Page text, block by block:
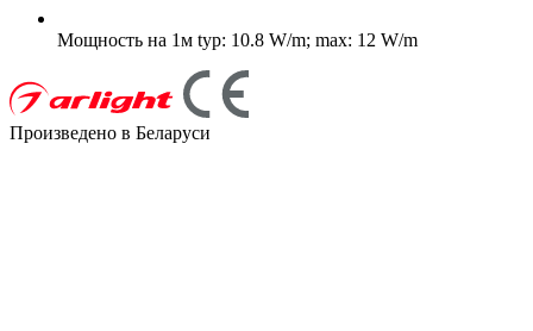
Мощность на 1м typ: 10.8 W/m; max: 12 W/m
Произведено в Беларуси